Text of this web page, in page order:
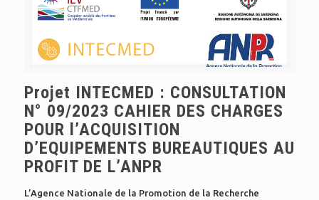
Projet INTECMED : CONSULTATION
N° 09/2023 CAHIER DES CHARGES
POUR l’ACQUISITION
D’EQUIPEMENTS BUREAUTIQUES AU
PROFIT DE L’ANPR
L’Agence Nationale de la Promotion de la Recherche